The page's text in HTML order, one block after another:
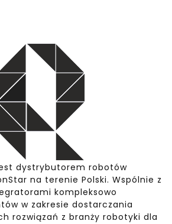
dystrybutorem robotów
na terenie Polski. Wspólnie z
kompleksowo
w zakresie dostarczania
rozwiązań z branży robotyki dla